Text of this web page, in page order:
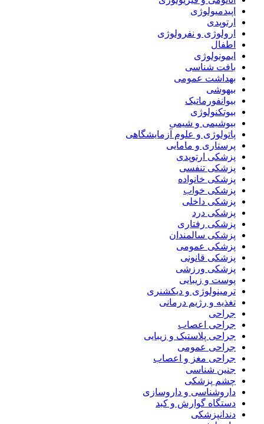
اپیدمیولوژی
ارتوپدی
ارولوژی و نفرولوژی
اطفال
ایمونولوژی
بافت شناسی
بهداشت عمومی
بیهوشی
بیوانفورماتیک
بیوتکنولوژی
بیوشیمی و شیمی
پاتولوژی و علوم آزمایشگاهی
پرستاری و مامایی
پزشکی ارتوپدی
پزشکی تنفسی
پزشکی خانواده
پزشکی خواب
پزشکی داخلی
پزشکی درد
پزشکی رفتاری
پزشکی سالمندان
پزشکی عمومی
پزشکی قانونی
پزشکی ورزشی
پوست و زیبایی
ترمینولوژی و دیکشنری
تغذیه و رژیم درمانی
جراحی
جراحی اعصاب
جراحی پلاستیک و زیبایی
جراحی عمومی
جراحی مغز و اعصاب
جنین شناسی
چشم پزشکی
داروشناسی و داروسازی
دستگاه گوارش و کبد
دندانپزشکی